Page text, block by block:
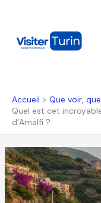
Accueil
Que voir,
Quel est cet
d’Amalfi ?